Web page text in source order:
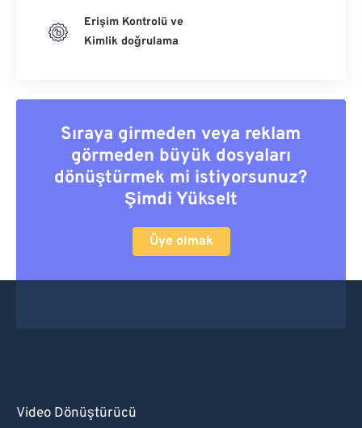
Erişim Kontrolü ve
Kimlik doğrulama
Sıraya girmeden veya reklam
görmeden büyük dosyaları
dönüştürmek mi istiyorsunuz?
Şimdi Yükselt
Üye olmak
Video Dönüştürücü